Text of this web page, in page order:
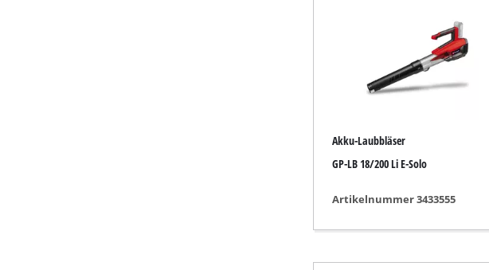
Sonstige Geräte
Kehrmaschinen
Akku-Laubbläser
GP-LB 18/200 Li E-Solo
Artikelnummer 3433555